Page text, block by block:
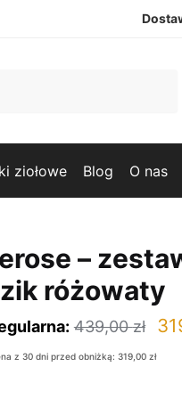
ziołowe Blog O nas
–
różowaty
439,00zł
z 30 dni przed obniżką: 319,00 zł